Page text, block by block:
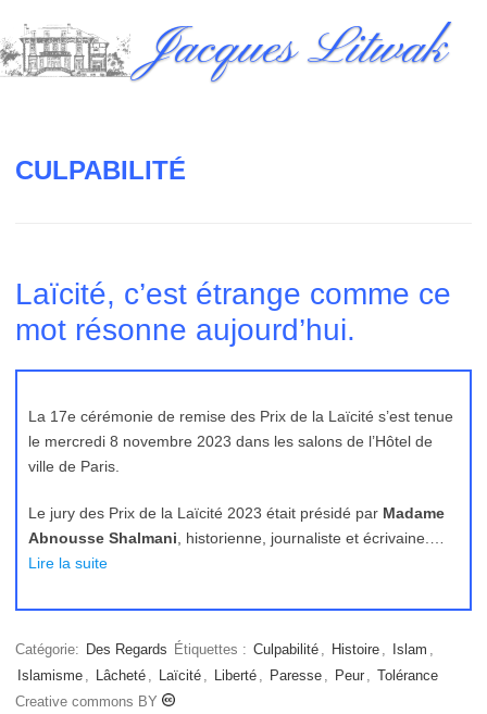
to
content
Jacques Litwak
CULPABILITÉ
Laïcité, c’est étrange comme ce
mot résonne aujourd’hui.
La 17e cérémonie de remise des Prix de la Laïcité s’est tenue
le mercredi 8 novembre 2023 dans les salons de l’Hôtel de
ville de Paris.
Le jury des Prix de la Laïcité 2023 était présidé par Madame
Abnousse Shalmani , historienne, journaliste et écrivaine.…
Lire la suite
Catégorie: Des Regards Étiquettes : Culpabilité , Histoire , Islam ,
Islamisme , Lâcheté , Laïcité , Liberté , Paresse , Peur , Tolérance
Creative commons BY